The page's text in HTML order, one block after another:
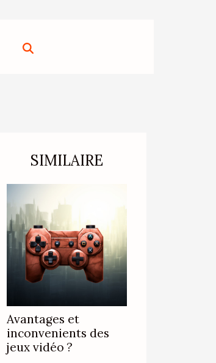
SIMILAIRE
Avantages et
inconvenients des
jeux vidéo ?